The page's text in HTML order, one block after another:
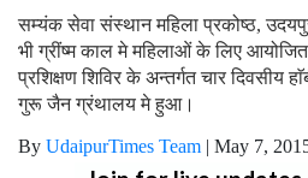
सम्यंक सेवा संस्थान महिला प्रकोष्ठ, उदयपुर
भी ग्रींष्म काल मे महिलाओं के लिए
प्रशिक्षण शिविर के अन्तर्गत चार दिवसीय
गुरू जैन ग्रंथालय मे हुआ।
By UdaipurTimes Team | May 7,